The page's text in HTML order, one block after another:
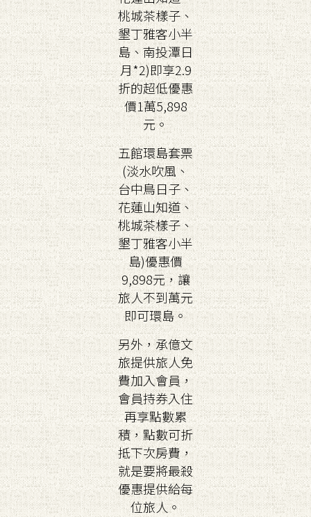
桃城茶樣子、
墾丁雅客小半
島、南投潭日
月*2)即享2.9
折的超低優惠
價1萬5,898
元。
五館環島套票
(淡水吹風、
台中鳥日子、
花蓮山知道、
桃城茶樣子、
墾丁雅客小半
島)優惠價
9,898元，讓
旅人不到萬元
即可環島。
另外，承億文
旅提供旅人免
費加入會員，
會員持券入住
再享點數累
積，點數可折
抵下次房費，
就是要將最殺
優惠提供給每
位旅人。